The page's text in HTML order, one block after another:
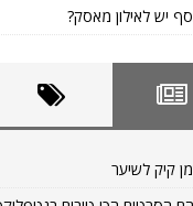
יש לאילון מאסק?
קיק לשיער